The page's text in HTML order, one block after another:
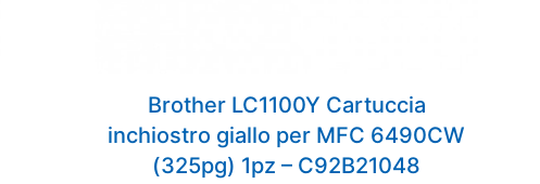
Brother LC1100Y Cartuccia
inchiostro giallo per MFC 6490CW
(325pg) 1pz – C92B21048